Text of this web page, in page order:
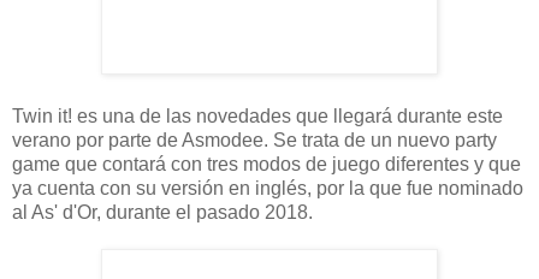
Twin it! es una de las novedades que llegará durante este
verano por parte de Asmodee. Se trata de un nuevo party
game que contará con tres modos de juego diferentes y que
ya cuenta con su versión en inglés, por la que fue nominado
al As' d'Or, durante el pasado 2018.